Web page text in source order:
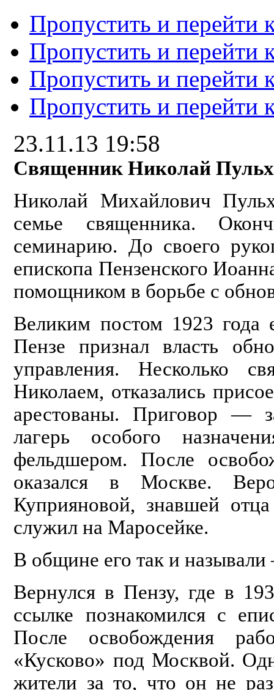
Пропустить и перейти
Пропустить и перейти
Пропустить и перейти
Пропустить и перейти
23.11.13 19:58
Священник Николай
Николай Михайлович
семье священника.
семинарию. До своего
епископа Пензенского
помощником в борьбе с
Великим постом 1923 года
Пензе признал власть
управления. Несколько
Николаем, отказались
арестованы. Приговор —
лагерь особого
фельдшером. После
оказался в Москве.
Куприяновой, знавшей
служил на Маросейке.
В общине его так и
Вернулся в Пензу, где в
ссылке познакомился с
После освобождения
«Кусково» под Москвой.
жители за то, что он не